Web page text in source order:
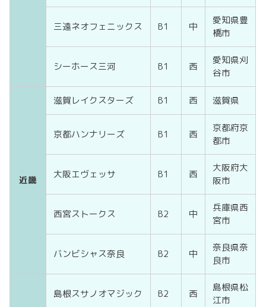
三遠ネオフェニックス B1 中
愛知県豊
橋市
シーホース三河 B1 西
愛知県刈
谷市
近畿
滋賀レイクスターズ B1 西 滋賀県
京都ハンナリーズ B1 西
京都府京
都市
大阪エヴェッサ B1 西
大阪府大
阪市
西宮ストークス B2 中
兵庫県西
宮市
バンビシャス奈良 B2 中
奈良県奈
良市
島根スサノオマジック B2 西
島根県松
江市